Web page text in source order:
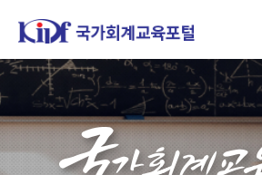
홈페이지가 새롭게 개편되었습니다.
한국조세재정연구원홈페이지가 새